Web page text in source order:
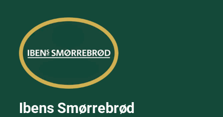
Ibens Smørrebrød